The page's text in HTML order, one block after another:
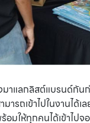
าแลกลิสต์แบรนด์กันก่
ารถเข้าไปในงานไ
มให้ทุกคนได้เข้าไ